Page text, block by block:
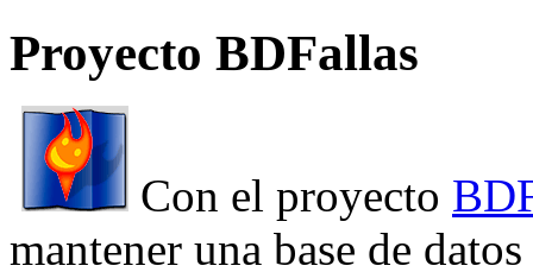
Proyecto BDFallas
Con el proyecto
mantener una base de